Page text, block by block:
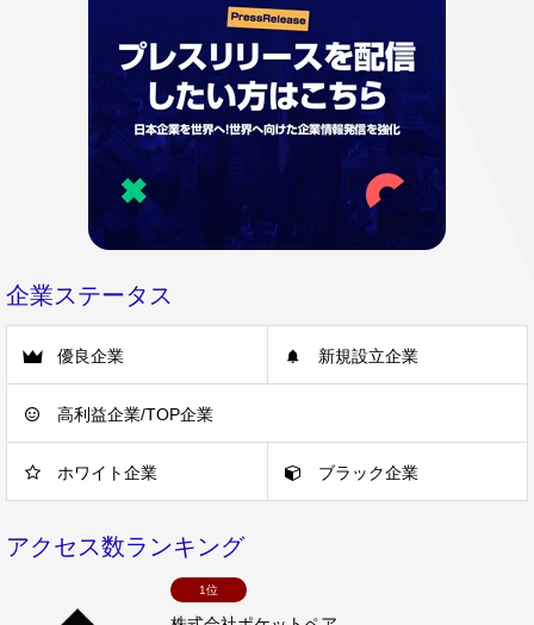
企業ステータス
優良企業 新規設立企業
高利益企業/TOP企業
ホワイト企業 ブラック企業
アクセス数ランキング
1位